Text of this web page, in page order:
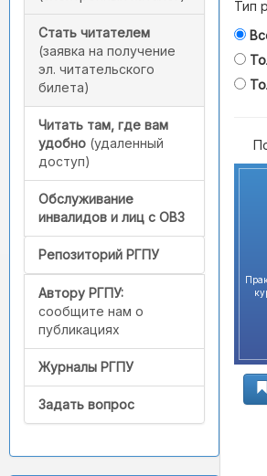
Стать читателем
(заявка на получение
эл. читательского
билета)
Читать там, где вам
удобно (удаленный
доступ)
Обслуживание
инвалидов и лиц с ОВЗ
Репозиторий РГПУ
Автору РГПУ:
сообщите нам о
публикациях
Журналы РГПУ
Задать вопрос
Тип